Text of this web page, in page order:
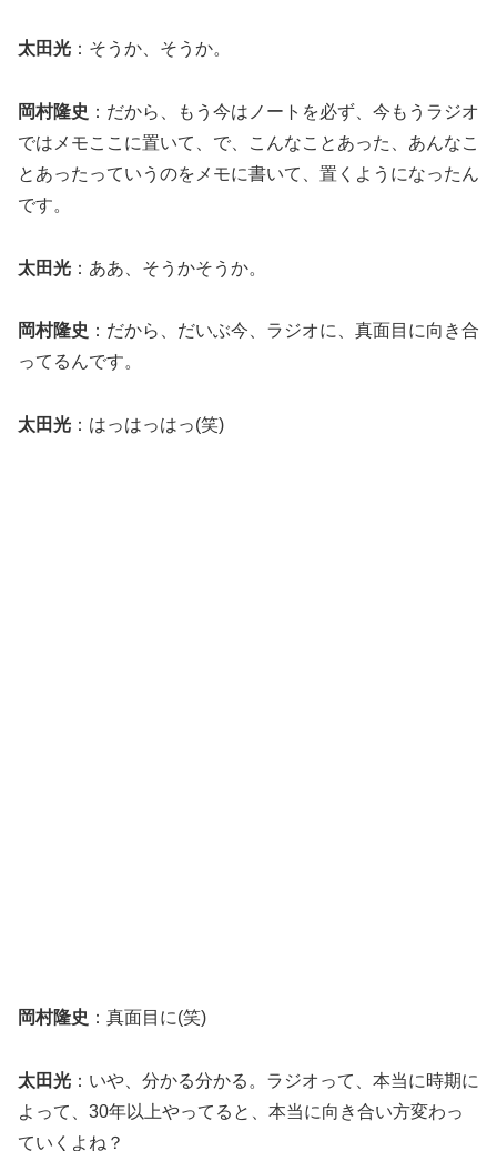
太田光 ：そうか、そうか。
岡村隆史 ：だから、もう今はノートを必ず、今もうラジオ
ではメモここに置いて、で、こんなことあった、あんなこ
とあったっていうのをメモに書いて、置くようになったん
です。
太田光 ：ああ、そうかそうか。
岡村隆史 ：だから、だいぶ今、ラジオに、真面目に向き合
ってるんです。
太田光 ：はっはっはっ(笑)
岡村隆史 ：真面目に(笑)
太田光 ：いや、分かる分かる。ラジオって、本当に時期に
よって、30年以上やってると、本当に向き合い方変わっ
ていくよね？